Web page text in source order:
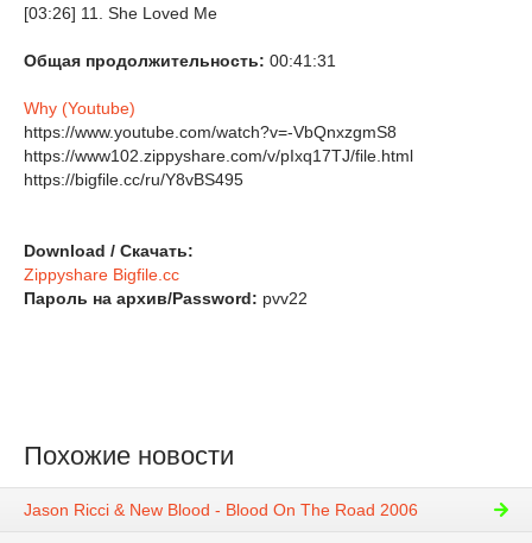
[03:26] 11. She Loved Me
Общая продолжительность: 00:41:31
Why (Youtube)
https://www.youtube.com/watch?v=-VbQnxzgmS8
https://www102.zippyshare.com/v/pIxq17TJ/file.html
https://bigfile.cc/ru/Y8vBS495
Download / Скачать:
Zippyshare Bigfile.cc
Пароль на архив/Password: pvv22
Похожие новости
Jason Ricci & New Blood - Blood On The Road 2006